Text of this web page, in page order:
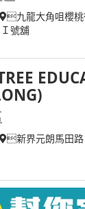
九龍大角咀櫻桃
號舖
新界元朗馬田路